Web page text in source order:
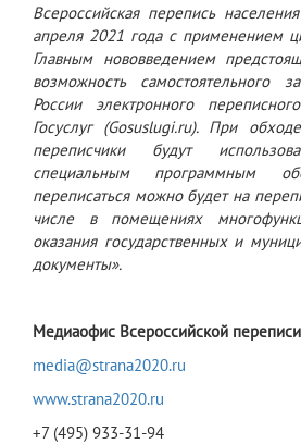
Всероссийская перепись
апреля 2021 года с применением
Главным нововведением
возможность самостоятельного
России электронного
Госуслуг (Gosuslugi.ru). При
переписчики будут
специальным программным
переписаться можно будет на
числе в помещениях
оказания государственных и
документы».
Медиаофис Всероссийской
media@strana2020.ru
www.strana2020.ru
+7 (495) 933-31-94